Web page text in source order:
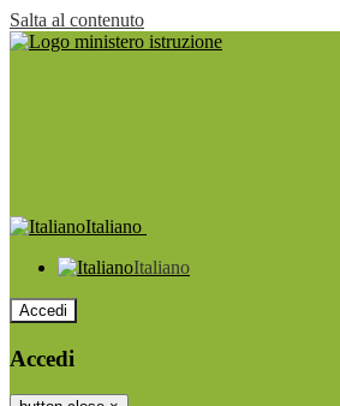
Salta al contenuto
Italiano
Italiano
Accedi
Accedi